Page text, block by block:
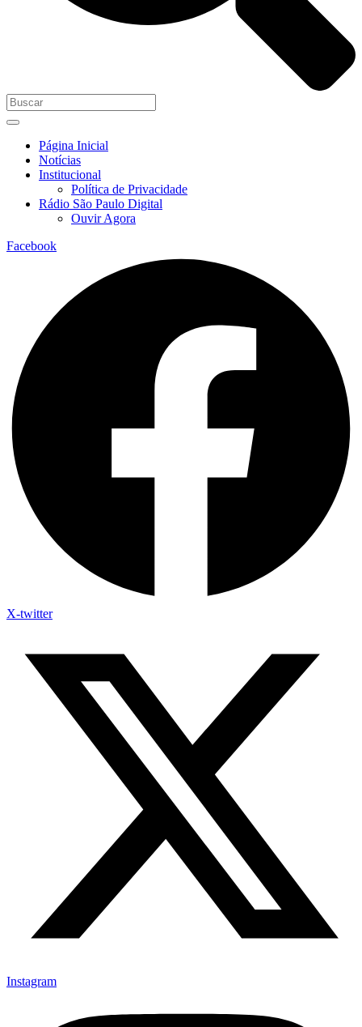
Página Inicial
Notícias
Institucional
Política de Privacidade
Rádio São Paulo Digital
Ouvir Agora
Facebook
X-twitter
Instagram